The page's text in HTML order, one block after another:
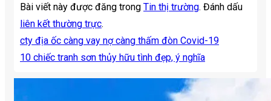
Bài viết này được đăng trong Tin thị trường. Đánh dấu
liên kết thường trực.
cty địa ốc càng vay nợ càng thấm đòn Covid-19
10 chiếc tranh sơn thủy hữu tình đẹp, ý nghĩa